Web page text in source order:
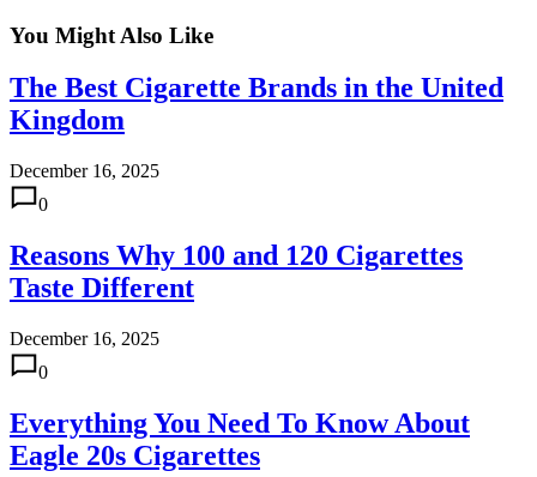
You Might Also Like
The Best Cigarette Brands in the United
Kingdom
December 16, 2025
0
Reasons Why 100 and 120 Cigarettes
Taste Different
December 16, 2025
0
Everything You Need To Know About
Eagle 20s Cigarettes